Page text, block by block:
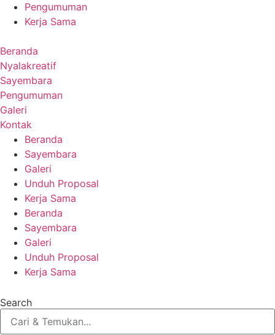
Pengumuman
Kerja Sama
Beranda
Nyalakreatif
Sayembara
Pengumuman
Galeri
Kontak
Beranda
Sayembara
Galeri
Unduh Proposal
Kerja Sama
Beranda
Sayembara
Galeri
Unduh Proposal
Kerja Sama
Search